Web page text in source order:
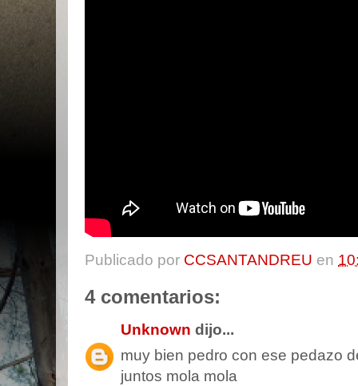
Publicado por CCSANTANDREU en
4 comentarios:
Unknown dijo...
muy bien pedro con ese pedazo
juntos mola mola